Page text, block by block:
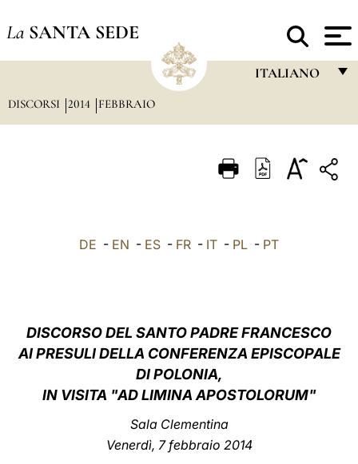
La SANTA SEDE
ITALIANO
ITALIANO
中文
DISCORSI 2014 FEBBRAIO
DE - EN - ES - FR - IT - PL - PT
DISCORSO DEL SANTO PADRE FRANCESCO
AI PRESULI DELLA CONFERENZA EPISCOPALE
DI POLONIA,
IN VISITA "AD LIMINA APOSTOLORUM"
Sala Clementina
Venerdì, 7 febbraio 2014